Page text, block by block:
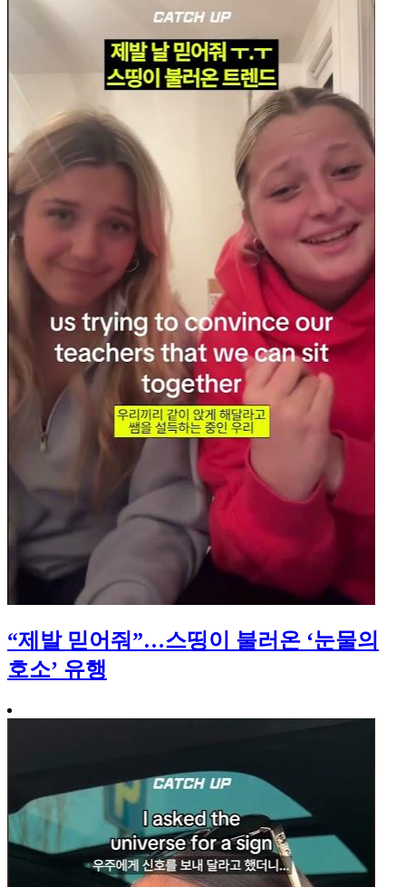
“제발 믿어줘”…스띵이 불러온 ‘눈물의
호소’ 유행